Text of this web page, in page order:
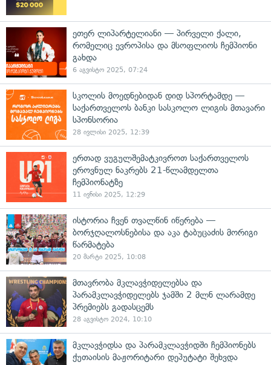
ეთერ ლიპარტელიანი — პირველი ქალი,
რომელიც ევროპისა და მსოფლიოს ჩემპიონი
გახდა
6 აგვისტო 2025, 07:24
სკოლის მოედნებიდან დიდ სპორტამდე —
საქართველოს ბანკი სასკოლო ლიგის მთავარი
სპონსორია
28 ივლისი 2025, 12:39
ერთად ვუგულშემატკივროთ საქართველოს
ეროვნულ ნაკრებს 21-წლამდელთა
ჩემპიონატზე
11 ივნისი 2025, 12:29
ისტორია ჩვენ თვალწინ იწერება —
ბორჯღალოსნებისა და აკა ტაბუცაძის მორიგი
წარმატება
20 მარტი 2025, 10:08
მთავრობა მკლავჭიდელებსა და
პარამკლავჭიდელებს ჯამში 2 მლნ ლარამდე
პრემიებს გადასცემს
28 აგვისტო 2024, 10:10
მკლავჭიდსა და პარამკლავჭიდში ჩემპიონებს
ქუთაისის მაჟორიტარი დეპუტატი შეხვდა